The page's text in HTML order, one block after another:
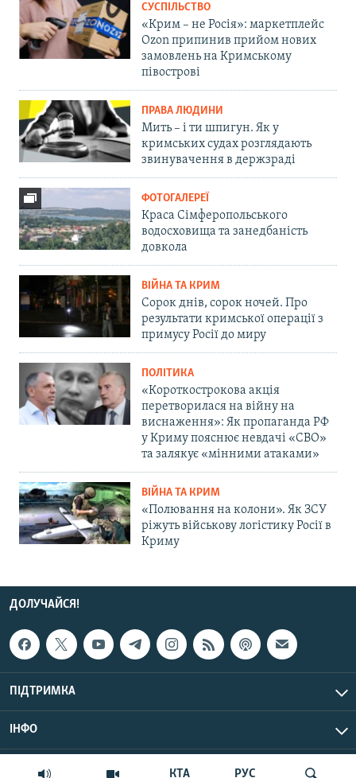
КТА РУС
СУСПІЛЬСТВО
«Крим – не Росія»: маркетплейс
Ozon припинив прийом нових
замовлень на Кримському
півострові
ПРАВА ЛЮДИНИ
Мить – і ти шпигун. Як у
кримських судах розглядають
звинувачення в держзраді
ФОТОГАЛЕРЕЇ
Краса Сімферопольського
водосховища та занедбаність
довкола
ВІЙНА ТА КРИМ
Сорок днів, сорок ночей. Про
результати кримської операції з
примусу Росії до миру
ПОЛІТИКА
«Короткострокова акція
перетворилася на війну на
виснаження»: Як пропаганда РФ
у Криму пояснює невдачі «СВО»
та залякує «мінними атаками»
ВІЙНА ТА КРИМ
«Полювання на колони». Як ЗСУ
ріжуть військову логістику Росії в
Криму
ДОЛУЧАЙСЯ!
ПІДТРИМКА
ІНФО
© Крим.Реалії, 2026 | Усі права застережено.